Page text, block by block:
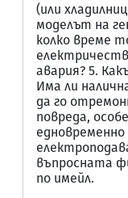
(или
моделът на
колко време
авария? 5.
Има ли
да го
повреда,
въпросната
по имейл.